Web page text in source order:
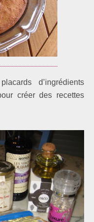
d’ingrédients
créer des recettes